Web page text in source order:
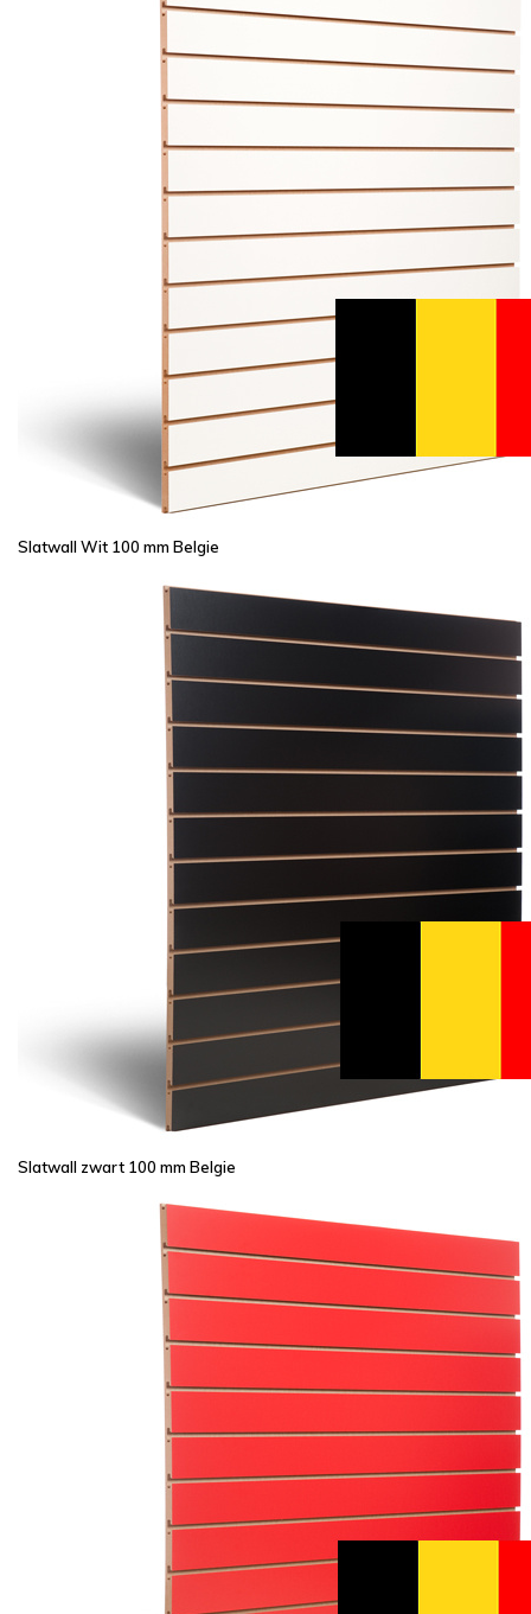
Slatwall Wit 100 mm Belgie
Slatwall zwart 100 mm Belgie